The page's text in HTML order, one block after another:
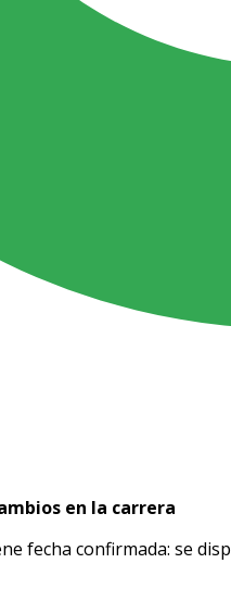
en la carrera
fecha confirmada: se